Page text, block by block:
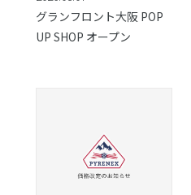
グランフロント大阪 POP
UP SHOP オープン